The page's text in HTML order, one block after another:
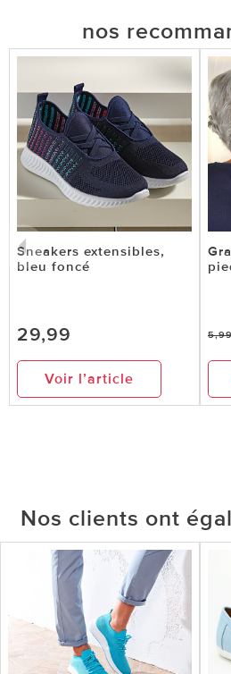
nos
Sneakers extensibles,
bleu foncé
29,99
Voir l’article
Nos clients ont